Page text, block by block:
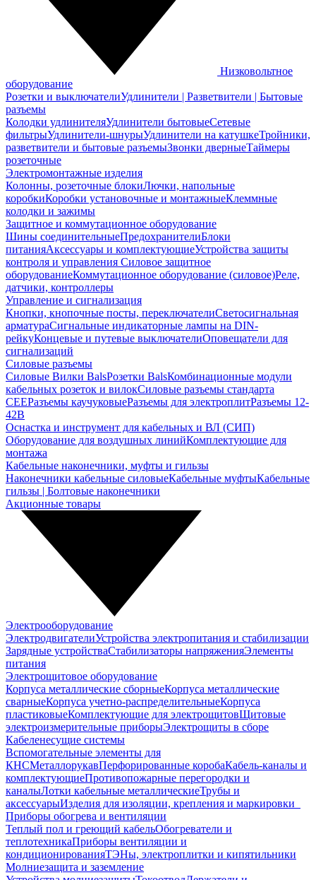
Низковольтное
оборудование
Розетки и выключателиУдлинители | Разветвители | Бытовые
разъемы
Колодки удлинителяУдлинители бытовыеСетевые
фильтрыУдлинители-шнурыУдлинители на катушкеТройники,
разветвители и бытовые разъемыЗвонки дверныеТаймеры
розеточные
Электромонтажные изделия
Колонны, розеточные блокиЛючки, напольные
коробкиКоробки установочные и монтажныеКлеммные
колодки и зажимы
Защитное и коммутационное оборудование
Шины соединительныеПредохранителиБлоки
питанияАксессуары и комплектующиеУстройства защиты
контроля и управления Силовое защитное
оборудованиеКоммутационное оборудование (силовое)Реле,
датчики, контроллеры
Управление и сигнализация
Кнопки, кнопочные посты, переключателиСветосигнальная
арматураСигнальные индикаторные лампы на DIN-
рейкуКонцевые и путевые выключателиОповещатели для
сигнализаций
Силовые разъемы
Силовые Вилки BalsРозетки BalsКомбинационные модули
кабельных розеток и вилокСиловые разъемы стандарта
CEEРазъемы каучуковыеРазъемы для электроплитРазъемы 12-
42В
Оснастка и инструмент для кабельных и ВЛ (СИП)
Оборудование для воздушных линийКомплектующие для
монтажа
Кабельные наконечники, муфты и гильзы
Наконечники кабельные силовыеКабельные муфтыКабельные
гильзы | Болтовые наконечники
Акционные товары
Электрооборудование
ЭлектродвигателиУстройства электропитания и стабилизации
Зарядные устройстваСтабилизаторы напряженияЭлементы
питания
Электрощитовое оборудование
Корпуса металлические сборныеКорпуса металлические
сварныеКорпуса учетно-распределительныеКорпуса
пластиковыеКомплектующие для электрощитовЩитовые
электроизмерительные приборыЭлектрощиты в сборе
Кабеленесущие системы
Вспомогательные элементы для
КНСМеталлорукавПерфорированные коробаКабель-каналы и
комплектующиеПротивопожарные перегородки и
каналыЛотки кабельные металлическиеТрубы и
аксессуарыИзделия для изоляции, крепления и маркировки
Приборы обогрева и вентиляции
Теплый пол и греющий кабельОбогреватели и
теплотехникаПриборы вентиляции и
кондиционированияТЭНы, электроплитки и кипятильники
Молниезащита и заземление